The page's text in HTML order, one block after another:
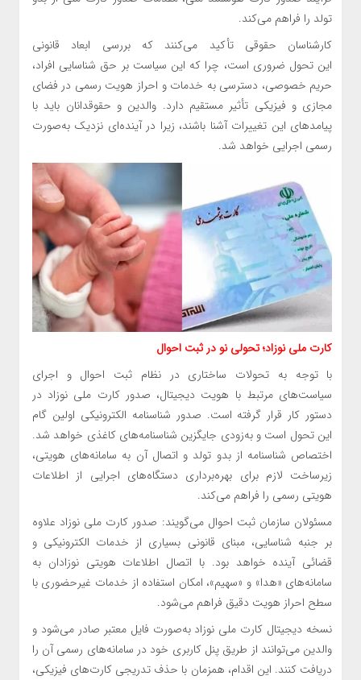
تولد را فراهم می‌کند.
کارشناسان حقوقی تأکید می‌کنند که بررسی ابعاد قانونی
این تحول ضروری است، چرا که این سیاست بر حق شناسایی افراد،
حریم خصوصی، دسترسی به خدمات و احراز هویت رسمی در فضای
مجازی و فیزیکی تأثیر مستقیم دارد. والدین و حقوقدانان باید با
پیامدهای این تغییرات آشنا باشند، زیرا در آینده‌ای نزدیک به‌صورت
رسمی اجرایی خواهد شد.
کارت ملی نوزاد؛ تحولی نو در ثبت احوال
با توجه به تحولات ساختاری در نظام ثبت احوال و اجرای
سیاست‌های مرتبط با هویت دیجیتال، صدور کارت ملی نوزاد در
دستور کار قرار گرفته است. صدور شناسنامه الکترونیکی اولین گام
این تحول است و به‌زودی جایگزین شناسنامه‌های کاغذی خواهد شد.
اختصاص شناسنامه از بدو تولد و اتصال آن به سامانه‌های هویتی،
زیرساخت لازم برای بهره‌برداری دستگاه‌های اجرایی از اطلاعات
هویتی رسمی را فراهم می‌کند.
مسئولان سازمان ثبت احوال می‌گویند: صدور کارت ملی نوزاد علاوه
بر جنبه شناسایی، مبنای قانونی بسیاری از خدمات الکترونیکی و
قضائی آینده خواهد بود. با اتصال اطلاعات هویتی نوزادان به
سامانه‌های «هدا» و «سهیم»، امکان استفاده از خدمات غیرحضوری با
سطح احراز هویت دقیق فراهم می‌شود.
نسخه دیجیتال کارت ملی نوزاد به‌صورت فایل معتبر صادر می‌شود و
والدین می‌توانند از طریق پنل کاربری خود در سامانه‌های رسمی آن را
دریافت کنند. این اقدام، همزمان با حذف تدریجی کارت‌های فیزیکی،